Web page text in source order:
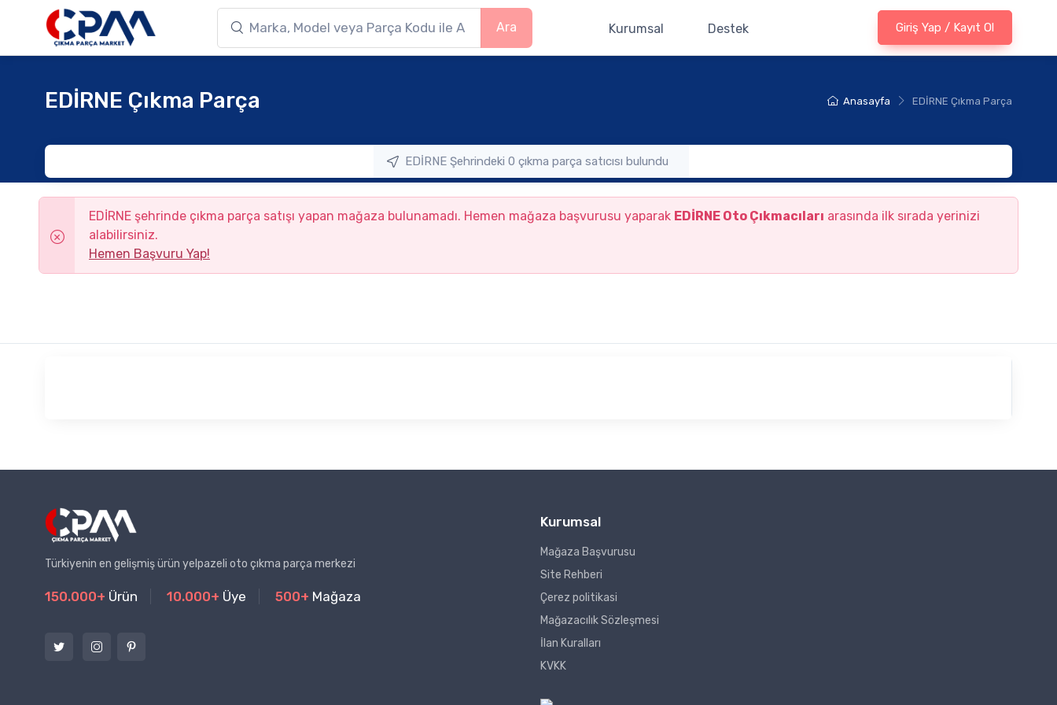
Giriş Yap / Kayıt Ol
Ara Kurumsal Destek
Anasayfa EDİRNE Çıkma Parça
EDİRNE Çıkma Parça
EDİRNE şehrinde çıkma parça satışı yapan mağaza bulunamadı. Hemen mağaza başvurusu yaparak EDİRNE Oto Çıkmacıları arasında ilk sırada yerinizi
alabilirsiniz.
Hemen Başvuru Yap!
Türkiyenin en gelişmiş ürün yelpazeli oto çıkma parça merkezi
150.000+ Ürün 10.000+ Üye 500+ Mağaza
Kurumsal
Mağaza Başvurusu
Site Rehberi
Çerez politikasi
Mağazacılık Sözleşmesi
İlan Kuralları
KVKK